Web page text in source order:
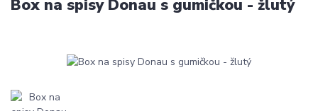
Box na spisy Donau s gumičkou - žlutý